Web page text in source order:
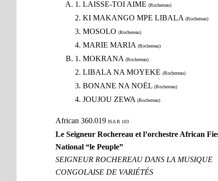
1. LAISSE-TOI AIME (Rochereau)
2. KI MAKANGO MPE LIBALA (Rochereau)
3. MOSOLO (Rochereau)
4. MARIE MARIA (Rochereau)
1. MOKRANA (Rochereau)
2. LIBALA NA MOYEKE (Rochereau)
3. BONANE NA NOËL (Rochereau)
4. JOUJOU ZEWA (Rochereau)
African 360.019 ISA R 103
Le Seigneur Rochereau et l’orchestre African
National “le Peuple”
SEIGNEUR ROCHEREAU DANS LA MUSIQUE
CONGOLAISE DE VARIÉTÉS